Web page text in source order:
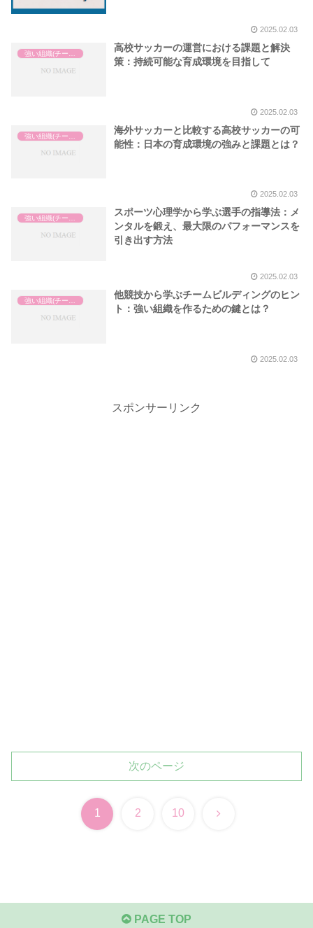
2025.02.03
高校サッカーの運営における課題と解決
策：持続可能な育成環境を目指して
2025.02.03
海外サッカーと比較する高校サッカーの可
能性：日本の育成環境の強みと課題とは？
2025.02.03
強い組織(チーム)の作り方
スポーツ心理学から学ぶ選手の指導法：メ
ンタルを鍛え、最大限のパフォーマンスを
引き出す方法
2025.02.03
他競技から学ぶチームビルディングのヒン
ト：強い組織を作るための鍵とは？
2025.02.03
スポンサーリンク
次のページ
1 2 10 次
PAGE TOP